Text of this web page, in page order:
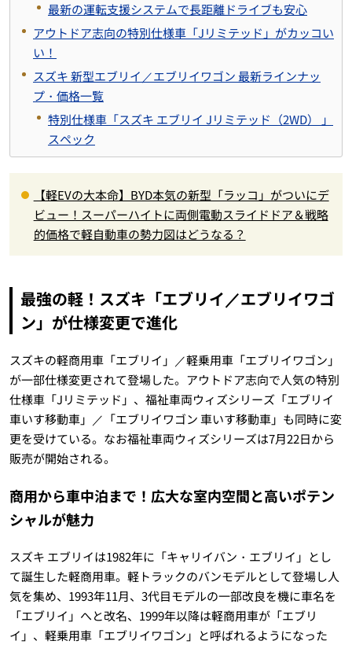
最新の運転支援システムで長距離ドライブも安心
アウトドア志向の特別仕様車「Jリミテッド」がカッコい
い！
スズキ 新型エブリイ／エブリイワゴン 最新ラインナッ
プ・価格一覧
特別仕様車「スズキ エブリイ Jリミテッド（2WD） 」
スペック
【軽EVの大本命】BYD本気の新型「ラッコ」がついにデ
ビュー！スーパーハイトに両側電動スライドドア＆戦略
的価格で軽自動車の勢力図はどうなる？
最強の軽！スズキ「エブリイ／エブリイワゴ
ン」が仕様変更で進化
スズキの軽商用車「エブリイ」／軽乗用車「エブリイワゴン」
が一部仕様変更されて登場した。アウトドア志向で人気の特別
仕様車「Jリミテッド」、福祉車両ウィズシリーズ「エブリイ
車いす移動車」／「エブリイワゴン 車いす移動車」も同時に変
更を受けている。なお福祉車両ウィズシリーズは7月22日から
販売が開始される。
商用から車中泊まで！広大な室内空間と高いポテン
シャルが魅力
スズキ エブリイは1982年に「キャリイバン・エブリイ」とし
て誕生した軽商用車。軽トラックのバンモデルとして登場し人
気を集め、1993年11月、3代目モデルの一部改良を機に車名を
「エブリイ」へと改名、1999年以降は軽商用車が「エブリ
イ」、軽乗用車「エブリイワゴン」と呼ばれるようになった